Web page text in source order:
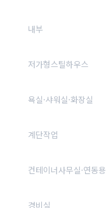
내부
저가형스틸하우스
욕실·샤워실·화장실
계단작업
컨테이너사무실·연동용
경비실